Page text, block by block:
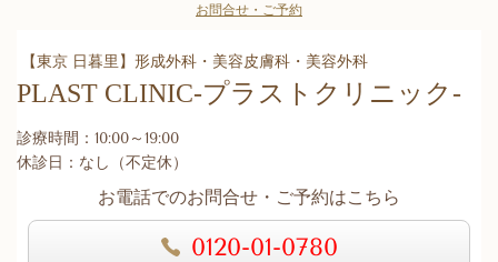
お問合せ・ご予約
【東京 日暮里】形成外科・美容皮膚科・美容外科
PLAST CLINIC-プラストクリニック-
診療時間：10:00～19:00
休診日：なし（不定休）
お電話でのお問合せ・ご予約はこちら
0120-01-0780